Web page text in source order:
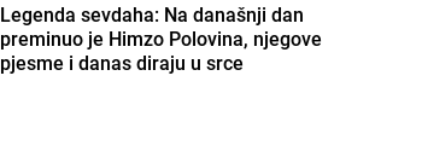
Legenda sevdaha: Na današnji dan
preminuo je Himzo Polovina, njegove
pjesme i danas diraju u srce